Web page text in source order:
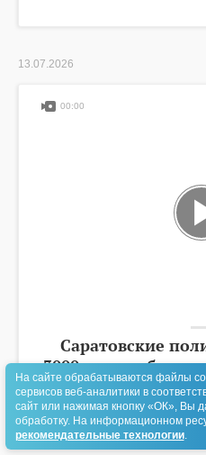
13.07.2026
Саратовские
3000 литров
чем на 2,6
00:00
На сайте обрабатываются файлы
сервисов веб-аналитики в
сайт или нажимая кнопку «ОК», Вы
обработку. На информационном
рекомендательные технологии.